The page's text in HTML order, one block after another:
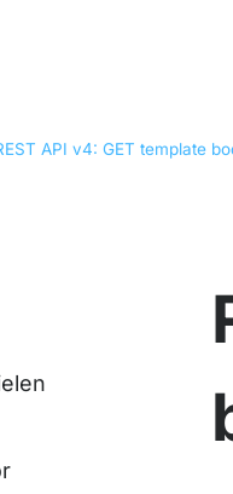
API v4: GET template